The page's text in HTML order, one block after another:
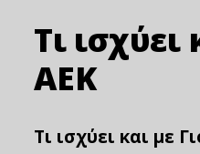
Τι
ΑΕΚ
Τι ισχύει και με